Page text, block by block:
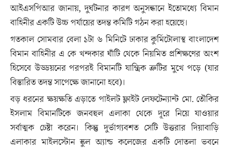
আইএসপিআর জানায়, দুর্ঘটনার কারণ অনুসন্ধানে ইতোমধ্যে বিমান
বাহিনীর একটি উচ্চ পর্যায়ের তদন্ত কমিটি গঠন করা হয়েছে।
গতকাল সোমবার বেলা ১টা ৬ মিনিটে ঢাকার কুর্মিটোলাস্থ বাংলাদেশ
বিমান বাহিনীর এ কে খন্দকার ঘাঁটি থেকে নিয়মিত প্রশিক্ষণের অংশ
হিসেবে উড্ডয়নের পরপরই বিমানটি যান্ত্রিক ত্রুটির মুখে পড়ে (যার
বিস্তারিত তদন্ত সাপেক্ষে জানানো হবে)।
বড় ধরনের ক্ষয়ক্ষতি এড়াতে পাইলট ফ্লাইট লেফটেন্যান্ট মো. তৌকির
ইসলাম বিমানটিকে জনবহুল এলাকা থেকে দূরে নিয়ে যাওয়ার
সর্বাত্মক চেষ্টা করেন। কিন্তু দুর্ভাগ্যবশত সেটি উত্তরার দিয়াবাড়ি
এলাকার মাইলস্টোন স্কুল অ্যান্ড কলেজের একটি দোতলা ভবনে